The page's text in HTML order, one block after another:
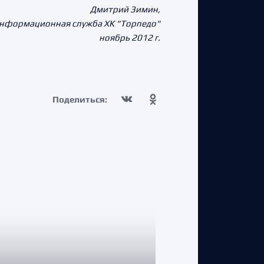
Дмитрий Зимин,
служба ХК "Торпедо"
ноябрь 2012 г.
Поделиться: